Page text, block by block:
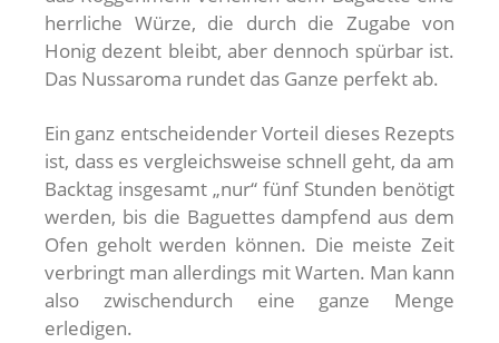
herrliche Würze, die durch die Zugabe von
Honig dezent bleibt, aber dennoch spürbar ist.
Das Nussaroma rundet das Ganze perfekt ab.
Ein ganz entscheidender Vorteil dieses Rezepts
ist, dass es vergleichsweise schnell geht, da am
Backtag insgesamt „nur“ fünf Stunden benötigt
werden, bis die Baguettes dampfend aus dem
Ofen geholt werden können. Die meiste Zeit
verbringt man allerdings mit Warten. Man kann
also zwischendurch eine ganze Menge
erledigen.